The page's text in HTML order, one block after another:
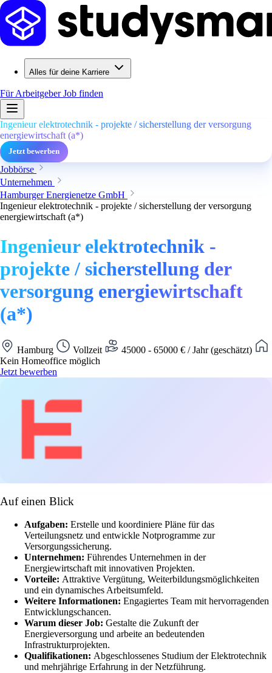
Alles für deine Karriere
Für ArbeitgeberJob finden
Ingenieur elektrotechnik - projekte / sicherstellung der versorgung
energiewirtschaft (a*)
Jetzt bewerben
Jobbörse
Unternehmen
Hamburger Energienetze GmbH
Ingenieur elektrotechnik - projekte / sicherstellung der versorgung
energiewirtschaft (a*)
Ingenieur elektrotechnik -
projekte / sicherstellung der
versorgung energiewirtschaft
(a*)
Hamburg Vollzeit
45000 - 65000 € / Jahr (geschätzt)
Kein Homeoffice möglich
Jetzt bewerben
Auf einen Blick
Aufgaben: Erstelle und koordiniere Pläne für das
Verteilungsnetz und entwickle Notprogramme zur
Versorgungssicherung.
Unternehmen: Führendes Unternehmen in der
Energiewirtschaft mit innovativen Projekten.
Vorteile: Attraktive Vergütung, Weiterbildungsmöglichkeiten
und ein dynamisches Arbeitsumfeld.
Weitere Informationen: Engagiertes Team mit hervorragenden
Entwicklungschancen.
Warum dieser Job: Gestalte die Zukunft der
Energieversorgung und arbeite an bedeutenden
Infrastrukturprojekten.
Qualifikationen: Abgeschlossenes Studium der Elektrotechnik
und mehrjährige Erfahrung in der Netzführung.